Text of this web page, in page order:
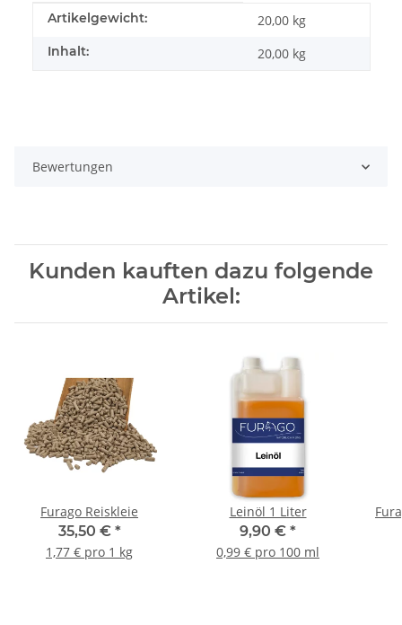
Produkteigenschaft
Wert
Artikelgewicht: 20,00 kg
Inhalt: 20,00 kg
Bewertungen
Kunden kauften dazu folgende
Artikel:
Furago Reiskleie
35,50 € *
1,77 € pro 1 kg
Leinöl 1 Liter
9,90 € *
0,99 € pro 100 ml